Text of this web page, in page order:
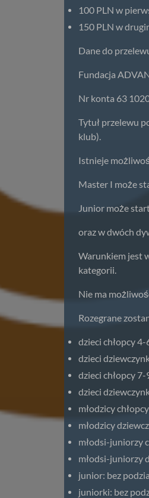
100 PLN w
150 PLN w
Dane do
Fundacja
Nr konta 63
Tytuł przelewu
klub).
Istnieje
Master I może
Junior może
oraz w dwóch
Warunkiem jest
kategorii.
Nie ma
Rozegrane
dzieci chłopcy
dzieci
dzieci chłopcy
dzieci
młodzicy
młodzicy
młodsi-juniorzy
młodsi-juniorzy
junior: bez
juniorki: bez